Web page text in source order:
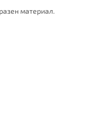
материал.